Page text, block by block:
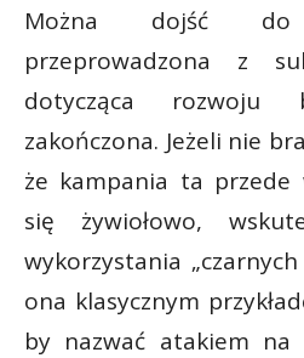
Można dojść
przeprowadzona z
dotycząca
zakończona. Jeżeli nie
że kampania ta przede
się żywiołowo,
wykorzystania
ona klasycznym
by nazwać atakiem na